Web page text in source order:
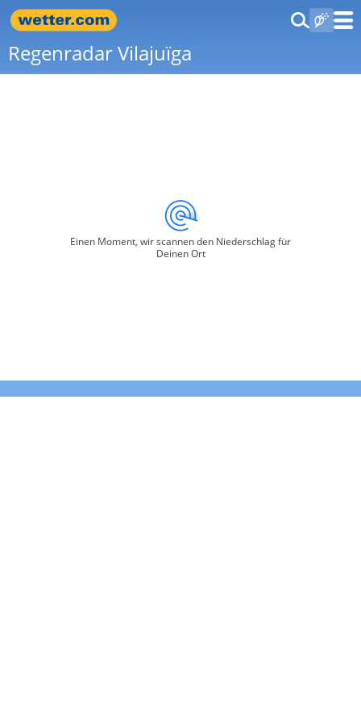
Regenradar Vilajuïga
Einen Moment, wir scannen den Niederschlag für
Deinen Ort